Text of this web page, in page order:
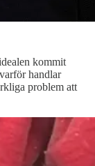
kommit
handlar
problem att